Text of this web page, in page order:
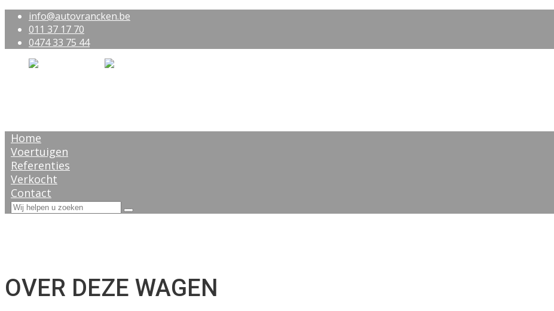
info@autovrancken.be
011 37 17 70
0474 33 75 44
Home
Voertuigen
Referenties
Verkocht
Contact
OVER DEZE WAGEN